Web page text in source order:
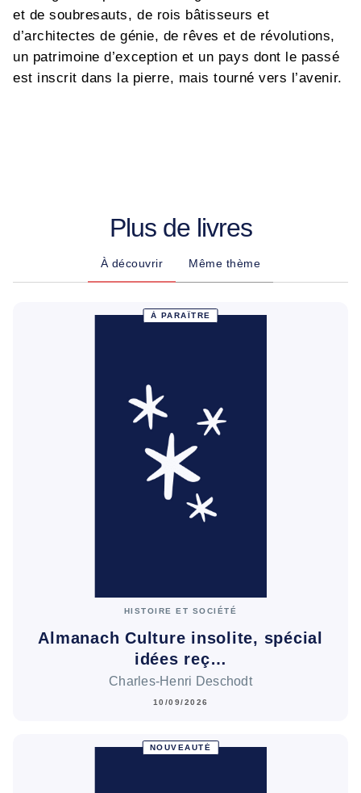
et de soubresauts, de rois bâtisseurs et
d’architectes de génie, de rêves et de révolutions,
un patrimoine d’exception et un pays dont le passé
est inscrit dans la pierre, mais tourné vers l’avenir.
Plus de livres
À découvrir Même thème
À PARAÎTRE
HISTOIRE ET SOCIÉTÉ
Almanach Culture insolite, spécial
idées reç…
Charles-Henri Deschodt
10/09/2026
NOUVEAUTÉ